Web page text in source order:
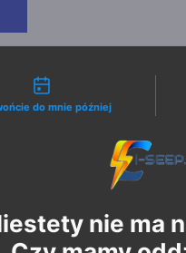
kontaktu
do mnie później
nie ma